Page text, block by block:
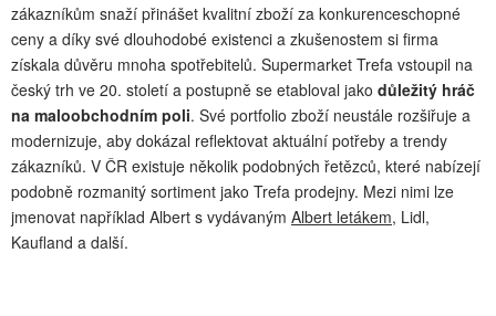
zákazníkům snaží přinášet kvalitní zboží za konkurenceschopné
ceny a díky své dlouhodobé existenci a zkušenostem si firma
získala důvěru mnoha spotřebitelů. Supermarket Trefa vstoupil na
český trh ve 20. století a postupně se etabloval jako důležitý hráč
na maloobchodním poli. Své portfolio zboží neustále rozšiřuje a
modernizuje, aby dokázal reflektovat aktuální potřeby a trendy
zákazníků. V ČR existuje několik podobných řetězců, které nabízejí
podobně rozmanitý sortiment jako Trefa prodejny. Mezi nimi lze
jmenovat například Albert s vydávaným Albert letákem, Lidl,
Kaufland a další.